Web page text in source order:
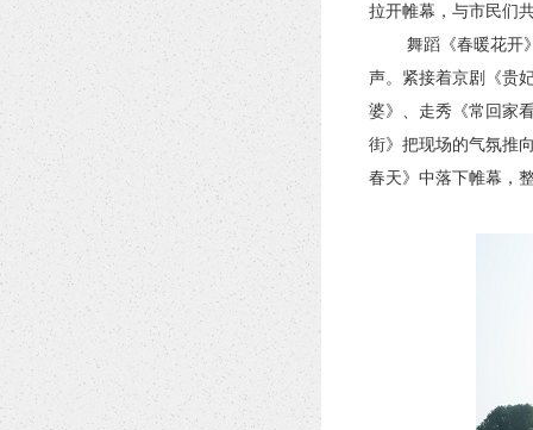
拉开帷幕，与市民们
舞蹈《春暖花开
声。紧接着京剧《贵
婆》、走秀《常回家
街》把现场的气氛推
春天》中落下帷幕，